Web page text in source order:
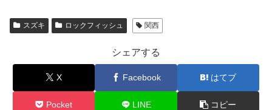
スズキ ロックフィッシュ 関西
シェアする
X Facebook はてブ
Pocket LINE コピー